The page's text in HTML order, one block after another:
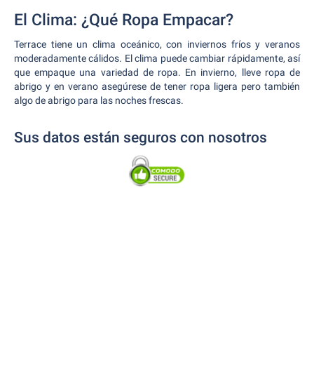
El Clima: ¿Qué Ropa Empacar?
Terrace tiene un clima oceánico, con inviernos fríos y veranos
moderadamente cálidos. El clima puede cambiar rápidamente, así
que empaque una variedad de ropa. En invierno, lleve ropa de
abrigo y en verano asegúrese de tener ropa ligera pero también
algo de abrigo para las noches frescas.
Sus datos están seguros con nosotros